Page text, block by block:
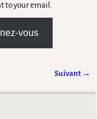
to your email.
vous
Suivant →